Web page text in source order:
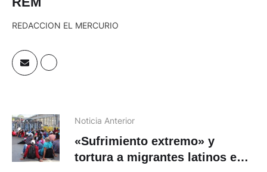
REDACCION EL MERCURIO
Noticia Anterior
«Sufrimiento extremo» y
tortura a migrantes latinos en